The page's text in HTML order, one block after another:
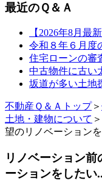
最近のＱ＆Ａ
【2026年8月最
令和８年６月度
住宅ローンの審
中古物件に古い
坂道が多い土地
不動産Ｑ＆Ａトップ＞
土地・建物について
望のリノベーション
リノベーション
ーションをしたい